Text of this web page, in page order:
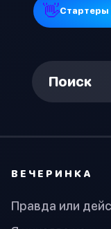
👋Стартеры
Поиск
ВЕЧЕРИНКА
Правда или